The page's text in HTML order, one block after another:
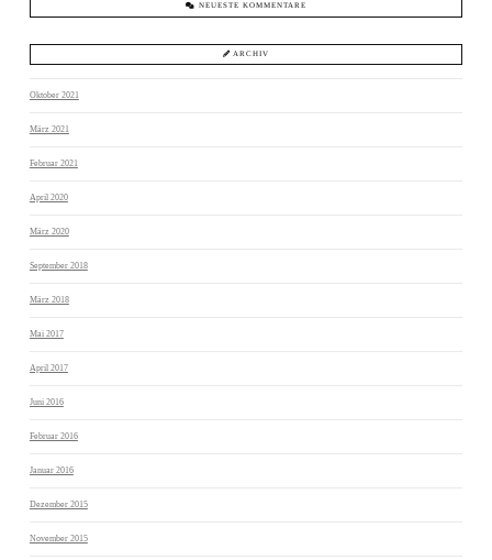
NEUESTE KOMMENTARE
ARCHIV
Oktober 2021
März 2021
Februar 2021
April 2020
März 2020
September 2018
März 2018
Mai 2017
April 2017
Juni 2016
Februar 2016
Januar 2016
Dezember 2015
November 2015